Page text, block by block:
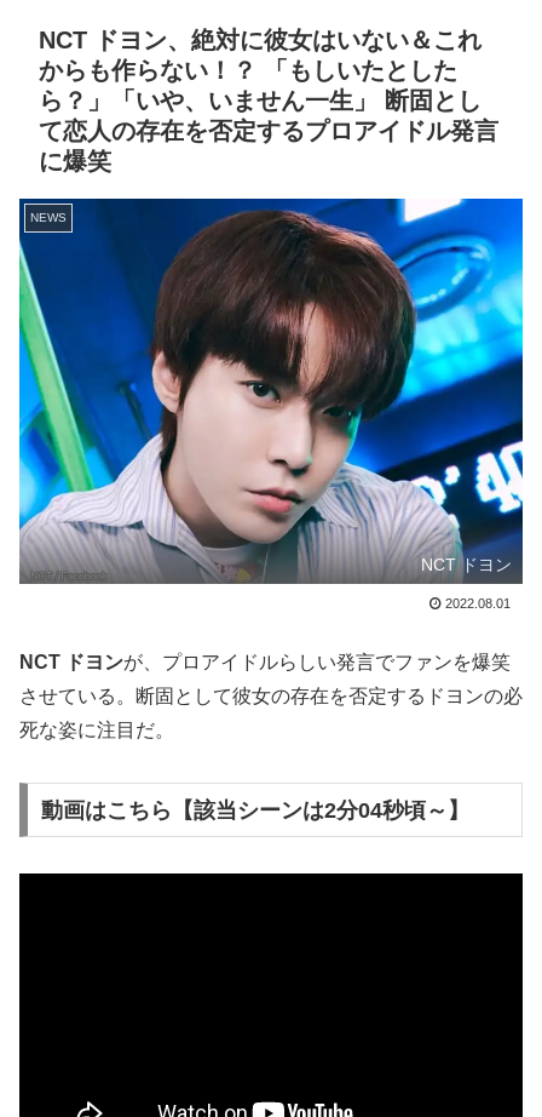
NCT ドヨン、絶対に彼女はいない＆これ
からも作らない！？ 「もしいたとした
ら？」「いや、いません一生」 断固とし
て恋人の存在を否定するプロアイドル発言
に爆笑
NEWS
NCT ドヨン
2022.08.01
NCT ドヨンが、プロアイドルらしい発言でファンを爆笑
させている。断固として彼女の存在を否定するドヨンの必
死な姿に注目だ。
動画はこちら【該当シーンは2分04秒頃～】